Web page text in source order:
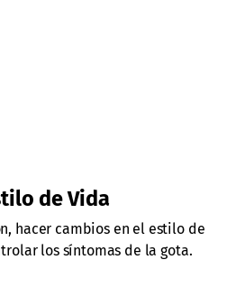
de Vida
hacer cambios en el estilo de
los síntomas de la gota.